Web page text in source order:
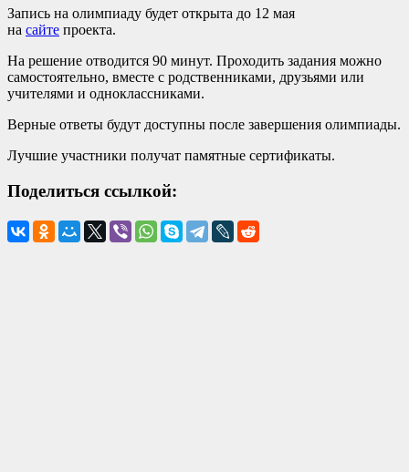
Запись на олимпиаду будет открыта до 12 мая
на сайте проекта.
На решение отводится 90 минут. Проходить задания можно
самостоятельно, вместе с родственниками, друзьями или
учителями и одноклассниками.
Верные ответы будут доступны после завершения олимпиады.
Лучшие участники получат памятные сертификаты.
Поделиться ссылкой: